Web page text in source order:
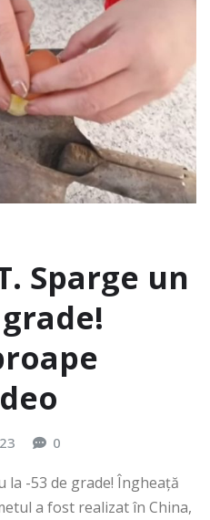
Sparge un
0
la -53 de grade! Îngheață
a fost realizat în China,